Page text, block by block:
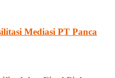
Mediasi PT Panca